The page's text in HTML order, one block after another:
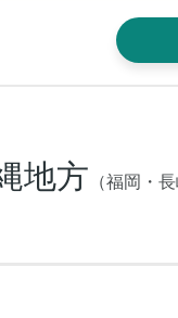
地方 （福岡・